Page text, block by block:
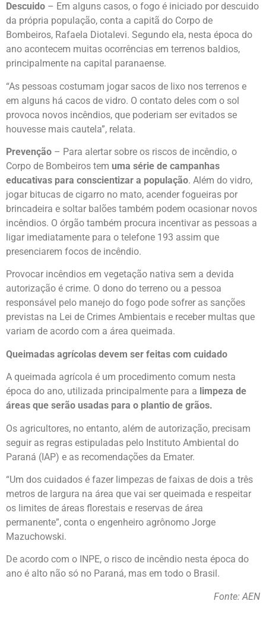
Descuido – Em alguns casos, o fogo é iniciado por descuido
da própria população, conta a capitã do Corpo de
Bombeiros, Rafaela Diotalevi. Segundo ela, nesta época do
ano acontecem muitas ocorrências em terrenos baldios,
principalmente na capital paranaense.
“As pessoas costumam jogar sacos de lixo nos terrenos e
em alguns há cacos de vidro. O contato deles com o sol
provoca novos incêndios, que poderiam ser evitados se
houvesse mais cautela”, relata.
Prevenção – Para alertar sobre os riscos de incêndio, o
Corpo de Bombeiros tem uma série de campanhas
educativas para conscientizar a população. Além do vidro,
jogar bitucas de cigarro no mato, acender fogueiras por
brincadeira e soltar balões também podem ocasionar novos
incêndios. O órgão também procura incentivar as pessoas a
ligar imediatamente para o telefone 193 assim que
presenciarem focos de incêndio.
Provocar incêndios em vegetação nativa sem a devida
autorização é crime. O dono do terreno ou a pessoa
responsável pelo manejo do fogo pode sofrer as sanções
previstas na Lei de Crimes Ambientais e receber multas que
variam de acordo com a área queimada.
Queimadas agrícolas devem ser feitas com cuidado
A queimada agrícola é um procedimento comum nesta
época do ano, utilizada principalmente para a limpeza de
áreas que serão usadas para o plantio de grãos.
Os agricultores, no entanto, além de autorização, precisam
seguir as regras estipuladas pelo Instituto Ambiental do
Paraná (IAP) e as recomendações da Emater.
“Um dos cuidados é fazer limpezas de faixas de dois a três
metros de largura na área que vai ser queimada e respeitar
os limites de áreas florestais e reservas de área
permanente”, conta o engenheiro agrônomo Jorge
Mazuchowski.
De acordo com o INPE, o risco de incêndio nesta época do
ano é alto não só no Paraná, mas em todo o Brasil.
Fonte: AEN